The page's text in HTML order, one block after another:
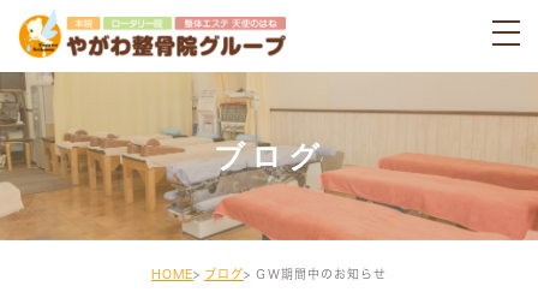
ブログ
HOME ブログ ＧＷ期間中のお知らせ